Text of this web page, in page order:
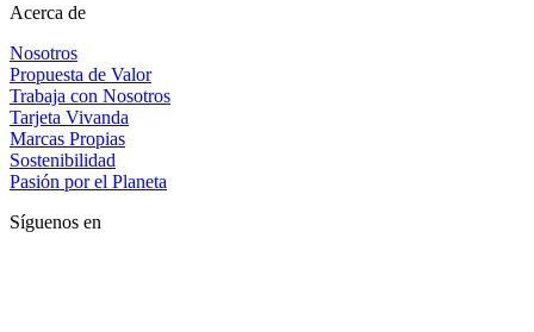
Acerca de
Nosotros
Propuesta de Valor
Trabaja con Nosotros
Tarjeta Vivanda
Marcas Propias
Sostenibilidad
Pasión por el Planeta
Síguenos en